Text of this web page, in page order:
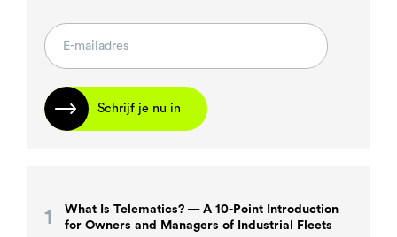
Schrijf je nu in
What Is Telematics? — A 10-Point Introduction
for Owners and Managers of Industrial Fleets